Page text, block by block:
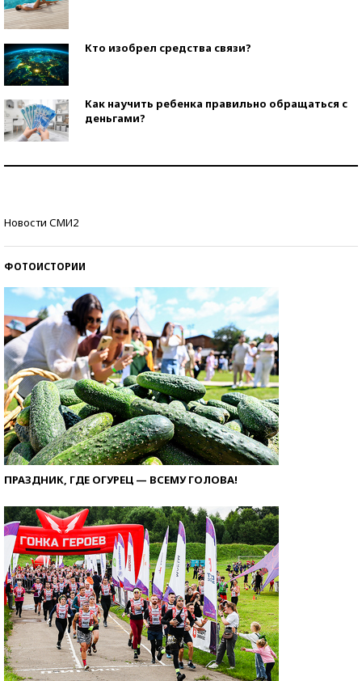
Кто изобрел средства связи?
Как научить ребенка правильно обращаться с
деньгами?
Новости СМИ2
ФОТОИСТОРИИ
ПРАЗДНИК, ГДЕ ОГУРЕЦ — ВСЕМУ ГОЛОВА!